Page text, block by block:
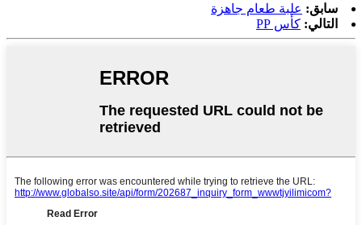
سابق: علبة طعام جاهزة
التالي: كأس PP